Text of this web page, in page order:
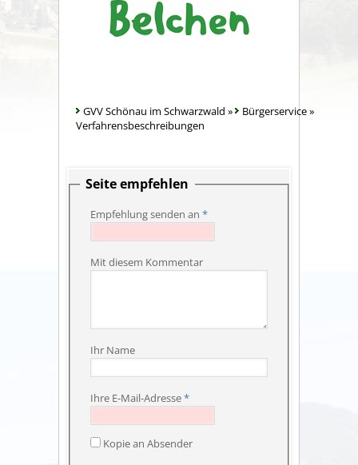
GVV Schönau im Schwarzwald » Bürgerservice»
Verfahrensbeschreibungen
Seite empfehlen
Empfehlung senden an *
Mit diesem Kommentar
Ihr Name
Ihre E-Mail-Adresse*
Kopie an Absender